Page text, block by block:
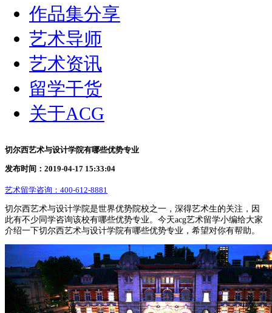
作品集分享
艺术导师
艺术资讯
留学干货
关于ACG
切尔西艺术与设计学院有哪些优势专业
发布时间：2019-04-17 15:33:04
艺术留学咨询： 400-612-8881
切尔西艺术与设计学院是世界优势院校之一，深得艺术生的关注，因
此有不少同学咨询该校有哪些优势专业。今天acg艺术留学小编给大家
介绍一下切尔西艺术与设计学院有哪些优势专业，希望对你有帮助。